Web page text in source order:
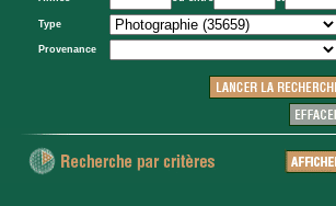
Type
Provenance